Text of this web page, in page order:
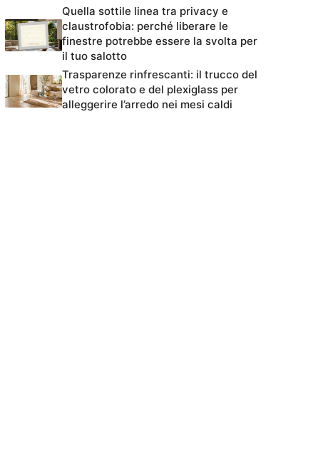
Quella sottile linea tra privacy e
claustrofobia: perché liberare le
finestre potrebbe essere la svolta per
il tuo salotto
Trasparenze rinfrescanti: il trucco del
vetro colorato e del plexiglass per
alleggerire l’arredo nei mesi caldi